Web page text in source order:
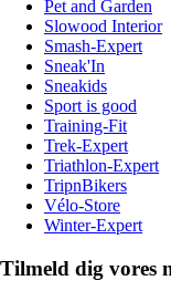
Pet and Garden
Slowood Interior
Smash-Expert
Sneak'In
Sneakids
Sport is good
Training-Fit
Trek-Expert
Triathlon-Expert
TripnBikers
Vélo-Store
Winter-Expert
Tilmeld dig vores